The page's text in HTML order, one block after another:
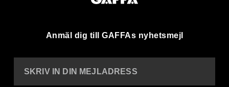
Anmäl dig till GAFFAs nyhetsmejl
SKRIV IN DIN MEJLADRESS